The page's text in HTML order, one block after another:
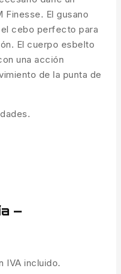
Finesse. El gusano
cebo perfecto para
El cuerpo esbelto
una acción
de la punta de
–
IVA incluido.